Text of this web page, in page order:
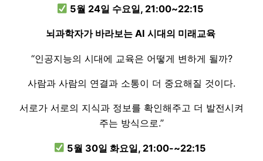
5월 24일 수요일, 21:00~22:15
뇌과학자가 바라보는 AI 시대의 미래교육
“인공지능의 시대에 교육은 어떻게 변하게 될까?
사람과 사람의 연결과 소통이 더 중요해질 것이다.
서로가 서로의 지식과 정보를 확인해주고 더 발전시켜
주는 방식으로.”
5월 30일 화요일, 21:00-~22:15